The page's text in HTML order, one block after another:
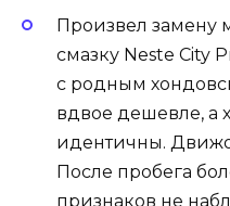
Произвел замену
смазку Neste City
с родным
вдвое дешевле, а
идентичны.
После пробега
признаков не